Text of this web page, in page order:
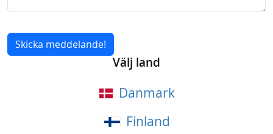
Välj land
Danmark
Finland